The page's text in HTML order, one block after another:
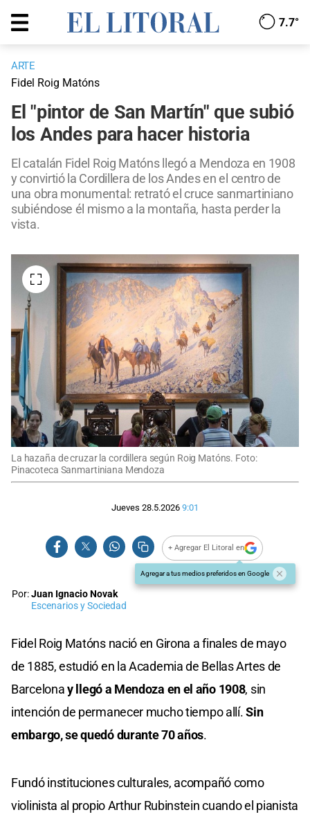
7.7°
ARTE
Fidel Roig Matóns
El "pintor de San Martín" que subió
los Andes para hacer historia
El catalán Fidel Roig Matóns llegó a Mendoza en 1908
y convirtió la Cordillera de los Andes en el centro de
una obra monumental: retrató el cruce sanmartiniano
subiéndose él mismo a la montaña, hasta perder la
vista.
La hazaña de cruzar la cordillera según Roig Matóns. Foto:
Pinacoteca Sanmartiniana Mendoza
Jueves 28.5.2026 9:01
+ Agregar El Litoral en
Agregar a tus medios preferidos en Google
Por:Juan Ignacio Novak
Escenarios y Sociedad
Fidel Roig Matóns nació en Girona a finales de mayo
de 1885, estudió en la Academia de Bellas Artes de
Barcelonay llegó a Mendoza en el año 1908, sin
intención de permanecer mucho tiempo allí.Sin
embargo, se quedó durante 70 años.
Fundó instituciones culturales, acompañó como
violinista al propio Arthur Rubinstein cuando el pianista